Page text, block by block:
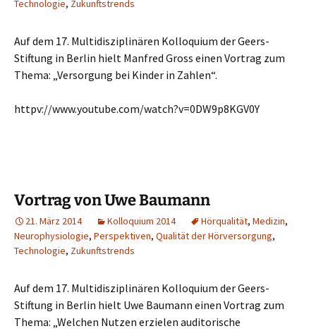
Technologie, Zukunftstrends
Auf dem 17. Multidisziplinären Kolloquium der Geers-
Stiftung in Berlin hielt Manfred Gross einen Vortrag zum
Thema: „Versorgung bei Kinder in Zahlen“.
httpv://www.youtube.com/watch?v=0DW9p8KGV0Y
Vortrag von Uwe Baumann
21. März 2014 Kolloquium 2014 Hörqualität, Medizin,
Neurophysiologie, Perspektiven, Qualität der Hörversorgung,
Technologie, Zukunftstrends
Auf dem 17. Multidisziplinären Kolloquium der Geers-
Stiftung in Berlin hielt Uwe Baumann einen Vortrag zum
Thema: „Welchen Nutzen erzielen auditorische